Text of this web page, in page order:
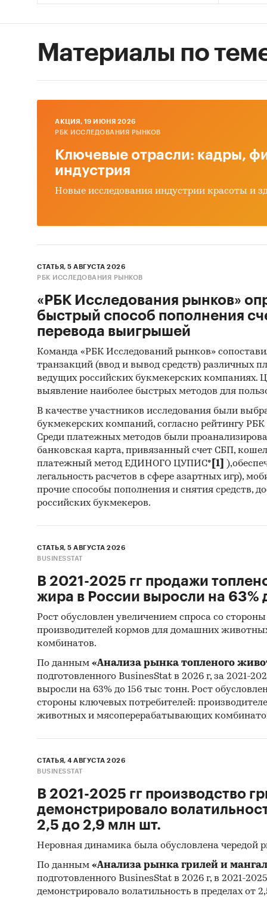
Объем
время,
меньше
В
….
изделия
Материалы по
AКЦИЯ, 19 ИЮНЯ 2026
РБК ИССЛЕДОВАНИЯ РЫНКОВ
Ключевые отрасли: кадры,
индустрия
Новые исследования индустрии красоты и
СТАТЬЯ, 5 АВГУСТА 2026
РБК ИССЛЕДОВАНИЯ РЫНКОВ
«РБК Исследования рынков»
быстрый способ пополнения
перевода выигрышей
Команда «РБК Исследований рынков»
транзакций (ввод и вывод средств) различных
ведущих российских букмекерских компаниях.
выявление наиболее быстрых методов для
В качестве участников исследования были
букмекерских компаний, согласно рейтингу
Среди платежных методов были
банковская карта, привязанный счет СБП,
платежный метод ЕДИНОГО ЦУПИС* [1]
легальность расчетов в сфере азартных игр),
прочие способы пополнения и снятия средств,
российских букмекеров.
СТАТЬЯ, 5 АВГУСТА 2026
BUSINESSTAT
В 2021-2025 гг продажи
жира в России выросли на 63%
Рост обусловлен увеличением спроса со
производителей кормов для домашних
комбинатов.
По данным «Анализа рынка топленого
подготовленного BusinesStat в 2026 г, за 2021-
выросли на 63% до 156 тыс тонн. Рост
стороны ключевых потребителей:
животных и мясоперерабатывающих
СТАТЬЯ, 4 АВГУСТА 2026
BUSINESSTAT
В 2021-2025 гг производство
демонстрировало
2,5 до 2,9 млн шт.
Неровная динамика была обусловлена чередой
По данным «Анализа рынка грилей и
подготовленного BusinesStat в 2026 г, в 2021-
демонстрировало волатильность в пределах от